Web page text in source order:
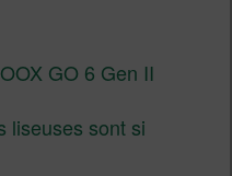
GO 6 Gen II
liseuses sont si